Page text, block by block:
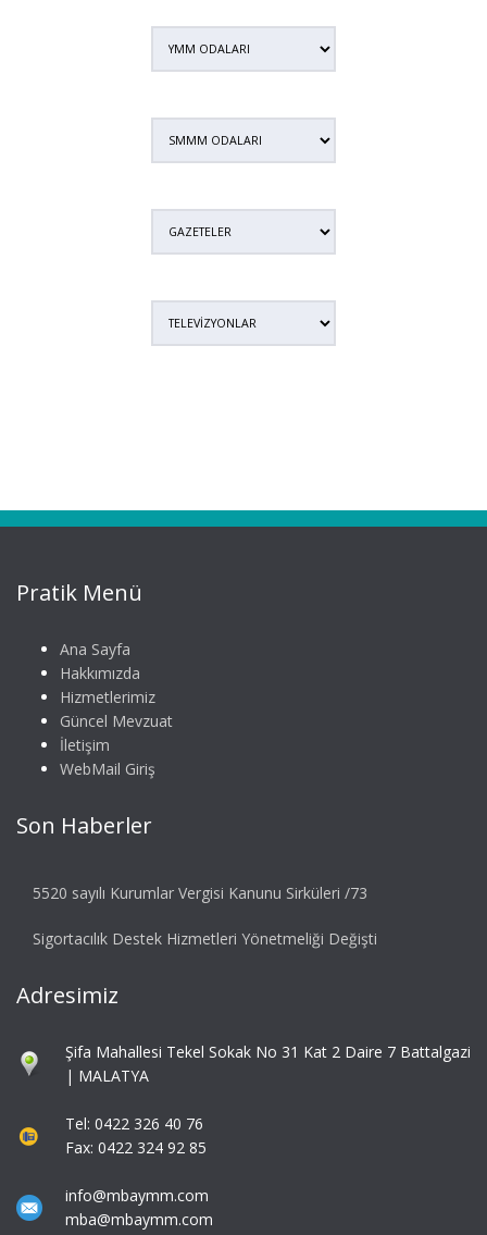
Pratik Menü
Ana Sayfa
Hakkımızda
Hizmetlerimiz
Güncel Mevzuat
İletişim
WebMail Giriş
Son Haberler
5520 sayılı Kurumlar Vergisi Kanunu Sirküleri /73
Sigortacılık Destek Hizmetleri Yönetmeliği Değişti
Adresimiz
Şifa Mahallesi Tekel Sokak No 31 Kat 2 Daire 7 Battalgazi
| MALATYA
Tel: 0422 326 40 76
Fax: 0422 324 92 85
info@mbaymm.com
mba@mbaymm.com